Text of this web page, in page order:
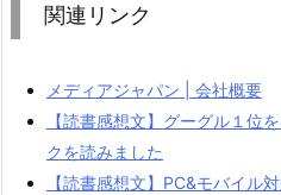
関連リンク
メディアジャパン | 会社概要
【読書感想文】グーグル１位
クを読みました
【読書感想文】PC&モバイル